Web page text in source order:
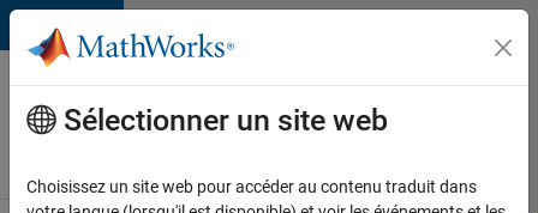
Passer au contenu
Votre
carrière
chez
Sélectionner un site web
Choisissez un site web pour accéder au contenu traduit dans